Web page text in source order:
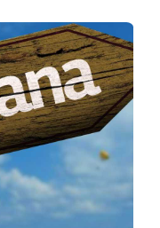
Punta Cana, Santo
hay oportunidades
dispuestos a dar
emocionante
Landinez,
y ayudarte a
tus necesidades.
es ahora! Si